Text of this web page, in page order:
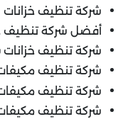
شركة تنظيف
أفضل شركة تنظيف
شركة تنظيف
شركة تنظيف
شركة تنظيف
شركة تنظيف